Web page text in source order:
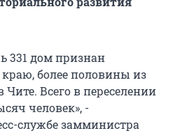
331 дом признан
более половины из
Чите. Всего в переселении
человек», -
службе замминистра